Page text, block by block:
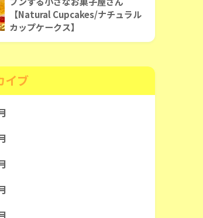
【Natural Cupcakes/ナチュラル
カップケークス】
イブ